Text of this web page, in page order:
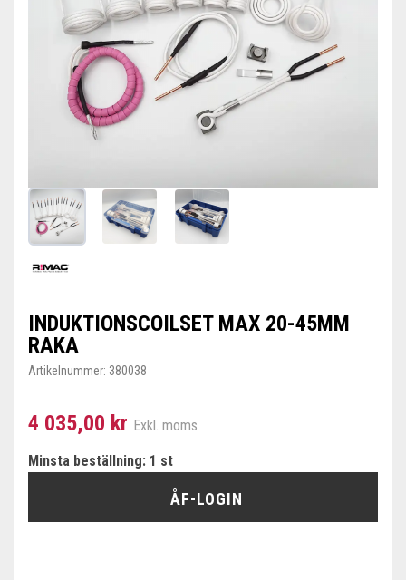
INDUKTIONSCOILSET MAX 20-45MM
RAKA
Artikelnummer: 380038
4 035,00 kr Exkl. moms
Minsta beställning: 1 st
ÅF-LOGIN